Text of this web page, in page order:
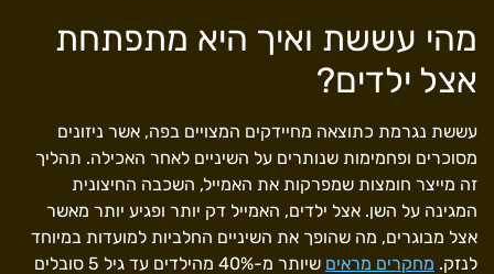
מהי עששת ואיך היא מתפתחת
אצל ילדים?
עששת נגרמת כתוצאה מחיידקים המצויים בפה, אשר ניזונים
מסוכרים ופחמימות שנותרים על השיניים לאחר האכילה. תהליך
זה מייצר חומצות שמפרקות את האמייל, השכבה החיצונית
המגינה על השן. אצל ילדים, האמייל דק יותר ופגיע יותר מאשר
אצל מבוגרים, מה שהופך את השיניים החלביות למועדות במיוחד
לנזק. מחקרים מראים
שיותר מ-40% מהילדים עד גיל 5 סובלים